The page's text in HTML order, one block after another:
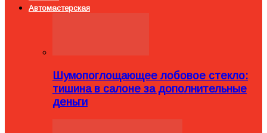
Автомастерская
Шумопоглощающее лобовое стекло:
тишина в салоне за дополнительные
деньги